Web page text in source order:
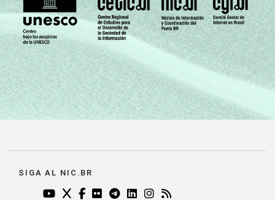
SIGA AL NIC.BR
YOUTUBE DO NIC.BR (ABRE EM NOVA ABA)
TWITTER DO NIC.BR (ABRE EM NOVA ABA)
FACEBOOK DO NIC.BR (ABRE EM NOVA
FLICKR DO NIC.BR (ABRE EM NOVA
TELEGRAM DO NIC.BR (ABRE EM
LINKEDIN DO NIC.BR (ABRE
INSTAGRAM DO NIC.BR
RSS DO NIC.BR (ABRE